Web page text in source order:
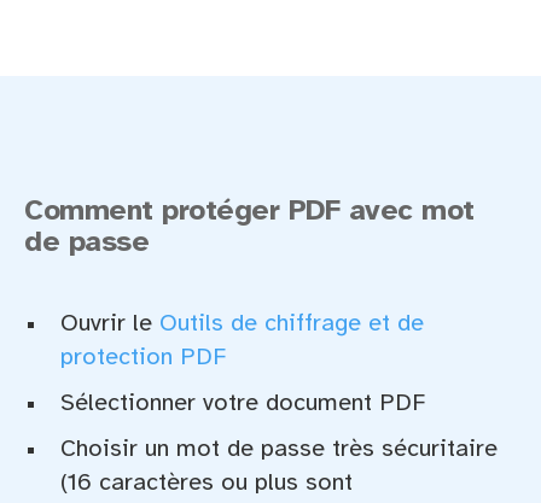
Comment protéger PDF avec mot
de passe
Ouvrir le Outils de chiffrage et de
protection PDF
Sélectionner votre document PDF
Choisir un mot de passe très sécuritaire
(16 caractères ou plus sont